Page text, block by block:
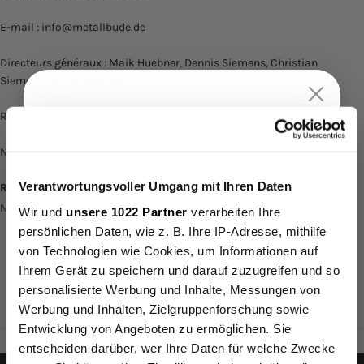
Verantwortungsvoller Umgang mit Ihren Daten
Wir und unsere 1022 Partner verarbeiten Ihre
persönlichen Daten, wie z. B. Ihre IP-Adresse, mithilfe
von Technologien wie Cookies, um Informationen auf
Ihrem Gerät zu speichern und darauf zuzugreifen und so
personalisierte Werbung und Inhalte, Messungen von
Werbung und Inhalten, Zielgruppenforschung sowie
Entwicklung von Angeboten zu ermöglichen. Sie
entscheiden darüber, wer Ihre Daten für welche Zwecke
E-mail : info@metallbude.de
Directeurs généraux : Maik Huebner, Dennis Siemens, Christian
Siemens, Tobias Stermer
Registre du commerce : Tribunal de district de Lemgo, HRB 10098
Numéro (s) d'identification TVA : DE335041406
RESPONSABILITÉ ÉLARGIE DU PRODUCTEUR
Numéro d'identification unique : FR401156_01FCHI
ACHETEZ DIRECTEMENT AUPRÈS DU FABRICANT
Rabatt
auf deine erste
Bestellung.
Bis zu 30% Rabatt
5% (ab 150€)
10% (ab 250€)
15% (ab 400€) 🔥
Email